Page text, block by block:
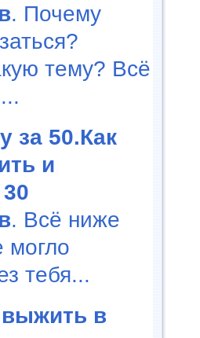
. Почему
тему? Всё
за 50.Как
и
. Всё ниже
могло
тебя...
выжить в